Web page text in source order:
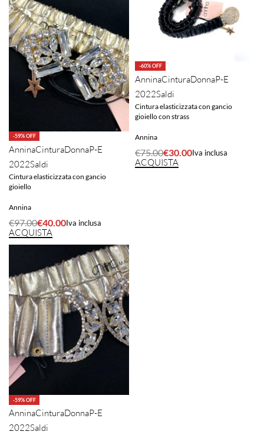
-59% OFF
AnninaCinturaDonnaP-E
2022Saldi
Cintura elasticizzata con gancio
gioiello
Annina
€97.00€40.00Iva inclusa
ACQUISTA
-60% OFF
AnninaCinturaDonnaP-E
2022Saldi
Cintura elasticizzata con gancio
gioiello con strass
Annina
€75.00€30.00Iva inclusa
ACQUISTA
-59% OFF
AnninaCinturaDonnaP-E
2022Saldi